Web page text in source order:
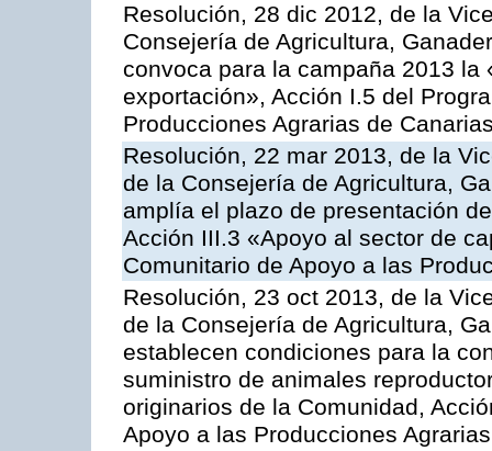
Resolución, 28 dic 2012, de la
Consejería de Agricultura,
convoca para la campaña 2013
exportación», Acción I.5 del
Producciones Agrarias de
Resolución, 22 mar 2013, de la
de la Consejería de Agricultura,
amplía el plazo de presentación
Acción III.3 «Apoyo al sector de
Comunitario de Apoyo a las
Resolución, 23 oct 2013, de la
de la Consejería de Agricultura,
establecen condiciones para la
suministro de animales
originarios de la Comunidad,
Apoyo a las Producciones